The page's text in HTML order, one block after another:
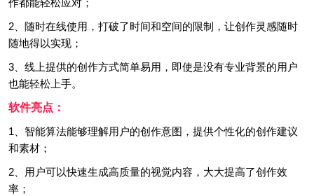
作都能轻松应对；
2、随时在线使用，打破了时间和空间的限制，让创作灵感随时
随地得以实现；
3、线上提供的创作方式简单易用，即使是没有专业背景的用户
也能轻松上手。
软件亮点：
1、智能算法能够理解用户的创作意图，提供个性化的创作建议
和素材；
2、用户可以快速生成高质量的视觉内容，大大提高了创作效
率；